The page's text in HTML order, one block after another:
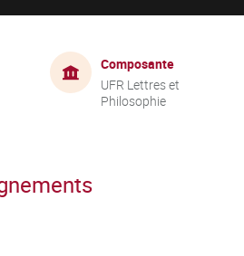
Composante
UFR Lettres et
Philosophie